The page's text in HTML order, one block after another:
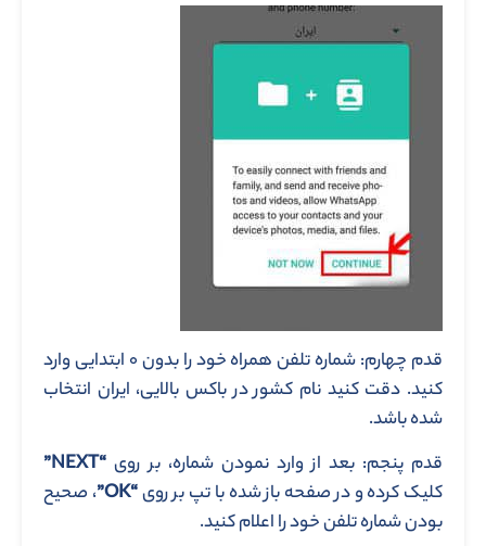
قدم چهارم: شماره تلفن همراه خود را بدون ۰ ابتدایی وارد
کنید. دقت کنید نام کشور در باکس بالایی، ایران انتخاب
شده باشد.
قدم پنجم: بعد از وارد نمودن شماره، بر روی “NEXT”
کلیک کرده و در صفحه باز شده با تپ بر روی“OK”
، صحیح
بودن شماره تلفن خود را اعلام کنید.